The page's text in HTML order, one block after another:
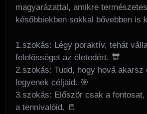
magyarázattal, amikre
későbbiekben sokkal bővebben is
1.szokás: Légy poraktív, tehát
felelősséget az életedért. 🔛
2.szokás: Tudd, hogy hová akarsz
legyenek céljaid. 🎯
3.szokás: Először csak a
a tennivalóid. 📒